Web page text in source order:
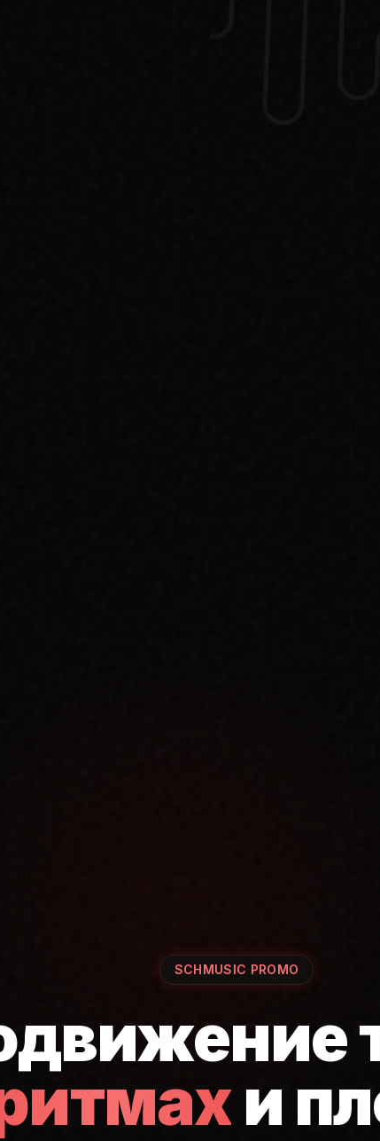
SCHMUSIC PROMO
и